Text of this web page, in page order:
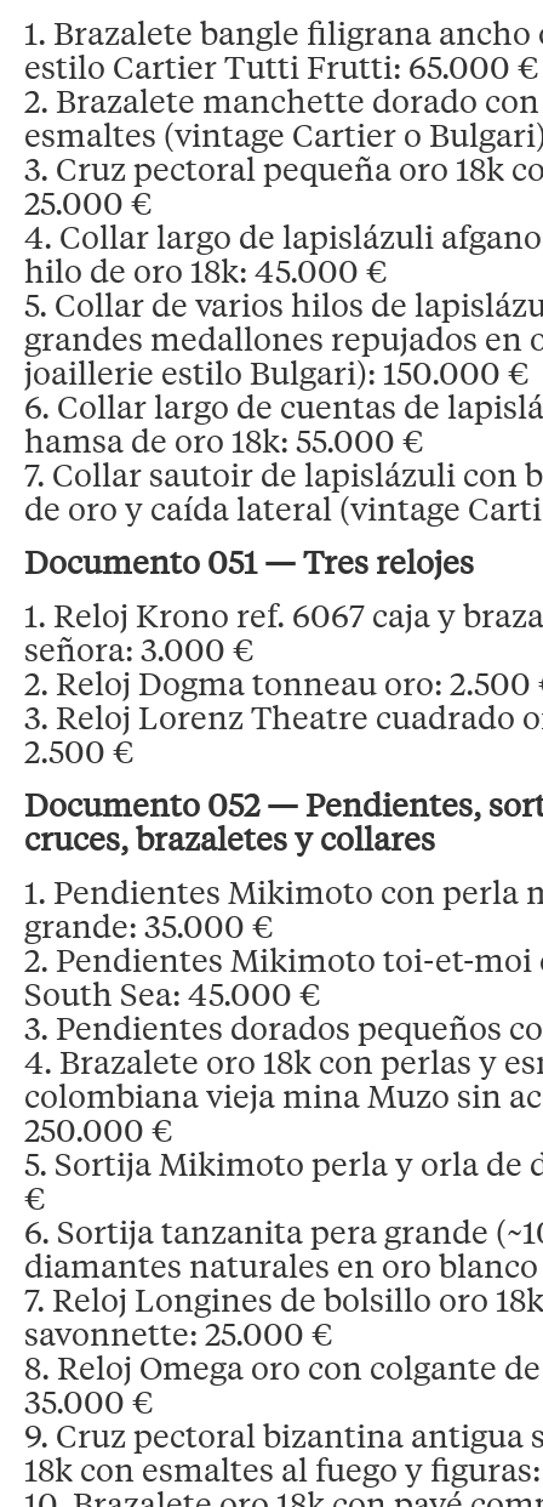
1. Brazalete bangle filigrana
estilo Cartier Tutti Frutti: 65.000 €
2. Brazalete manchette dorado
esmaltes (vintage Cartier o
3. Cruz pectoral pequeña oro 18k
25.000 €
4. Collar largo de lapislázuli
hilo de oro 18k: 45.000 €
5. Collar de varios hilos de
grandes medallones repujados en
joaillerie estilo Bulgari): 150.000 €
6. Collar largo de cuentas de
hamsa de oro 18k: 55.000 €
7. Collar sautoir de lapislázuli con
de oro y caída lateral (vintage
Documento 051 — Tres relojes
1. Reloj Krono ref. 6067 caja y
señora: 3.000 €
2. Reloj Dogma tonneau oro: 2.500
3. Reloj Lorenz Theatre cuadrado
2.500 €
Documento 052 — Pendientes,
cruces, brazaletes y collares
1. Pendientes Mikimoto con perla
grande: 35.000 €
2. Pendientes Mikimoto toi-et-moi
South Sea: 45.000 €
3. Pendientes dorados pequeños
4. Brazalete oro 18k con perlas y
colombiana vieja mina Muzo sin
250.000 €
5. Sortija Mikimoto perla y orla de
€
6. Sortija tanzanita pera grande
diamantes naturales en oro blanco
7. Reloj Longines de bolsillo oro
savonnette: 25.000 €
8. Reloj Omega oro con colgante
35.000 €
9. Cruz pectoral bizantina antigua
18k con esmaltes al fuego y